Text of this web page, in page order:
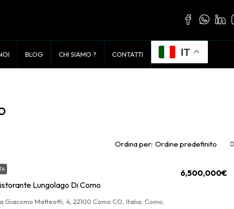
BLOG CHI SIAMO ? CONTATTI IT
Ordina per: Ordine predefinito
Lungolago Di Como
6,500,000€
Giacomo Matteotti, 4, 22100 Como CO, Italia, Como,